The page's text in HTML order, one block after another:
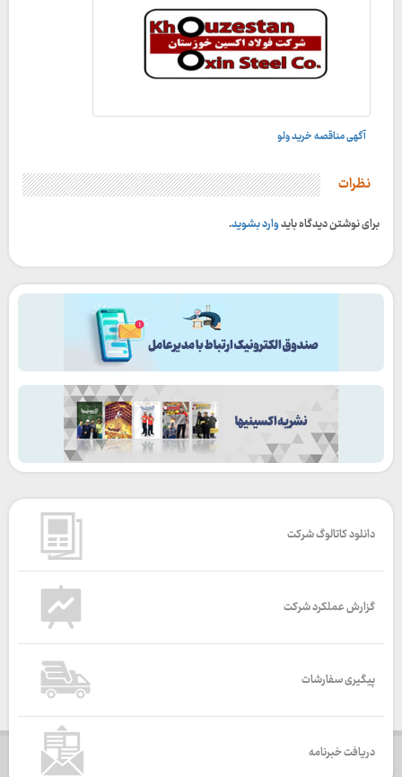
آگهی مناقصه خرید ولو
نظرات
برای نوشتن دیدگاه بایدوارد بشوید.
دانلود کاتالوگ شرکت
گزارش عملکرد شرکت
پیگیری سفارشات
دریافت خبرنامه